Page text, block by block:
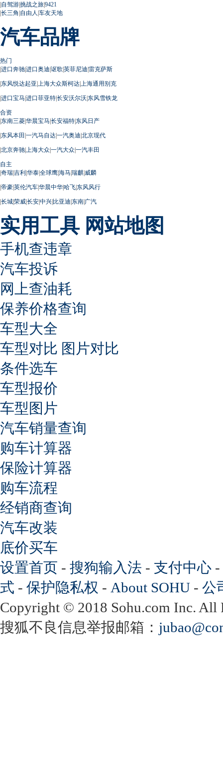
|自驾游|挑战之旅|9421
|长三角 |自由人 |车友天地
汽车品牌
热门
|进口奔驰|进口奥迪|讴歌|英菲尼迪|雷克萨斯
|东风悦达起亚| 上海大众斯柯达| 上海通用别克
|进口宝马|进口菲亚特|长安沃尔沃|东风雪铁龙
合资
|东南三菱|华晨宝马|长安福特|东风日产
|东风本田 |一汽马自达|一汽奥迪|北京现代
|北京奔驰| 上海大众|一汽大众|一汽丰田
自主
|奇瑞|吉利|华泰|全球鹰|海马|瑞麒|威麟
|帝豪|英伦汽车|华晨中华|哈飞|东风风行
|长城|荣威|长安|中兴|比亚迪|东南|广汽
实用工具 网站地图
手机查违章
汽车投诉
网上查油耗
保养价格查询
车型大全
车型对比 图片对比
条件选车
车型报价
车型图片
汽车销量查询
购车计算器
保险计算器
购车流程
经销商查询
汽车改装
底价买车
设置首页 - 搜狗输入法 - 支付中心 -
式 - 保护隐私权 - About SOHU - 公
Copyright © 2018 Sohu.com Inc.
搜狐不良信息举报邮箱：